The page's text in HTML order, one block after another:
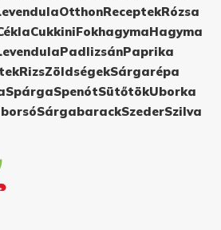
OtthonReceptekRózsa
CukkiniFokhagymaHagyma
PadlizsánPaprika
RizsZöldségekSárgarépa
SpárgaSpenótSütőtökUborka
SárgabarackSzederSzilva